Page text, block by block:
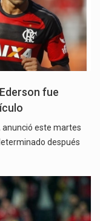
fue
anunció este martes
después